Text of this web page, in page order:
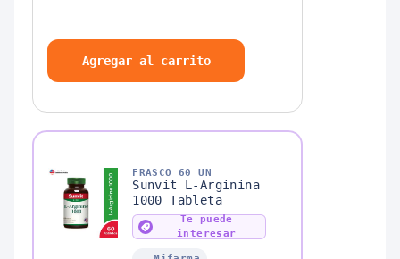
Agregar al carrito
FRASCO 60 UN
Sunvit L-Arginina
1000 Tableta
Te puede
interesar